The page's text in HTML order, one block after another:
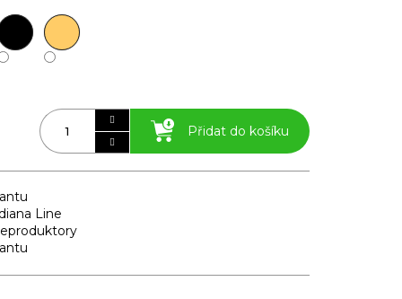
Přidat do košíku
Line